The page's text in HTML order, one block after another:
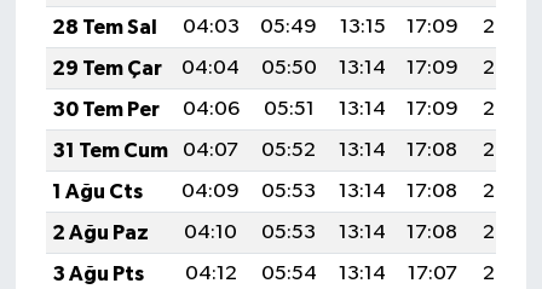
28 Tem Sal
04:03 05:49 13:15 17:09
20:30
29 Tem Çar
04:04 05:50 13:14 17:09
20:29
30 Tem Per
04:06 05:51 13:14 17:09
20:28
31 Tem Cum
04:07 05:52 13:14 17:08
20:27
1 Ağu Cts
04:09 05:53 13:14 17:08
20:26
2 Ağu Paz
04:10 05:53 13:14 17:08
20:25
3 Ağu Pts
04:12 05:54 13:14 17:07
20:24